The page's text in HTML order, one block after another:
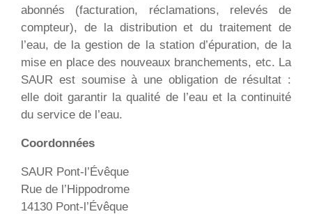
abonnés (facturation, réclamations, relevés de
compteur), de la distribution et du traitement de
l’eau, de la gestion de la station d’épuration, de la
mise en place des nouveaux branchements, etc. La
SAUR est soumise à une obligation de résultat :
elle doit garantir la qualité de l’eau et la continuité
du service de l’eau.
Coordonnées
SAUR Pont-l’Évêque
Rue de l’Hippodrome
14130 Pont-l’Évêque